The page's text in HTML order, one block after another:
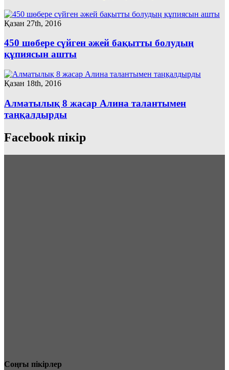
Қазан 27th, 2016
450 шөбере сүйген әжей бақытты болудың
құпиясын ашты
Қазан 18th, 2016
Алматылық 8 жасар Алина талантымен
таңқалдырды
Facebook пікір
Соңғы пікірлер